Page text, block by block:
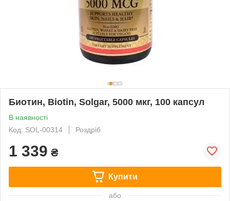
Биотин, Biotin, Solgar, 5000 мкг, 100 капсул
В наявності
Код: SOL-00314
Роздріб
1 339 ₴
Купити
або